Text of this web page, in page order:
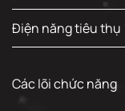
Điện năng tiêu thụ
Các lõi chức năng